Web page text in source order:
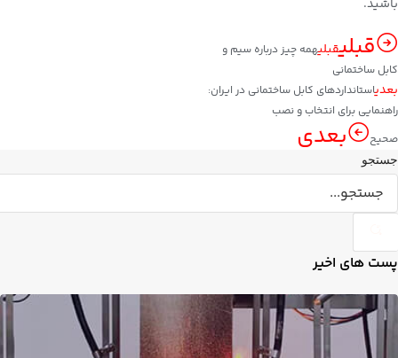
باشید.
قبلیقبلیهمه چیز درباره سیم و
کابل ساختمانی
بعدیاستانداردهای کابل ساختمانی در ایران:
راهنمایی برای انتخاب و نصب
صحیح
بعدی
جستجو
پست های اخیر